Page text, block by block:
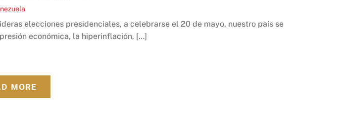
elecciones presidenciales, a celebrarse el 20 de mayo, nuestro país se
económica, la hiperinflación, […]
MORE